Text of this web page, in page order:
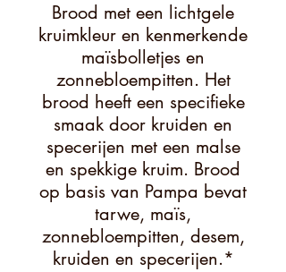
Brood met een lichtgele
kruimkleur en kenmerkende
maïsbolletjes en
zonnebloempitten. Het
brood heeft een specifieke
smaak door kruiden en
specerijen met een malse
en spekkige kruim. Brood
op basis van Pampa bevat
tarwe, maïs,
zonnebloempitten, desem,
kruiden en specerijen.*